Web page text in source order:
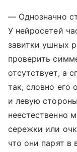
— Однозначно
У нейросетей
завитки ушных
проверить
отсутствует, а
так, словно его
и левую
неестественно
сережки или
что они парят в